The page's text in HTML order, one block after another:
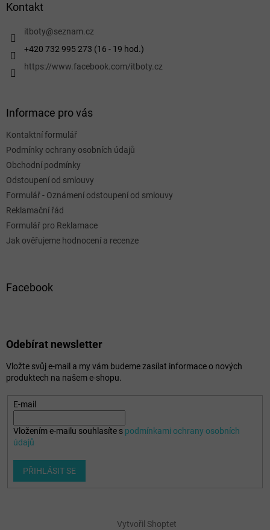
Kontakt
itboty@seznam.cz
+420 732 995 273 (16 - 19 hod.)
https://www.facebook.com/itboty.cz
Informace pro vás
Kontaktní formulář
Podmínky ochrany osobních údajů
Obchodní podmínky
Odstoupení od smlouvy
Formulář - Oznámení odstoupení od smlouvy
Reklamační řád
Formulář pro Reklamace
Jak ověřujeme hodnocení a recenze
Facebook
Odebírat newsletter
Vložte svůj e-mail a my vám budeme zasílat informace o nových
produktech na našem e-shopu.
E-mail
Vložením e-mailu souhlasíte s podmínkami ochrany osobních
údajů
PŘIHLÁSIT SE
Vytvořil Shoptet